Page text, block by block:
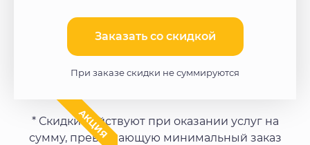
Заказать со скидкой​
При заказе скидки не суммируются
АКЦИЯ
* Скидки действуют при оказании услуг на
сумму, превышающую минимальный заказ